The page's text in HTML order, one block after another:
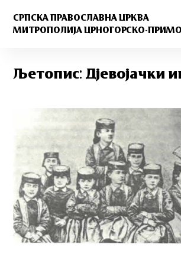
СРПСКА ПРАВОСЛАВНА ЦРКВА
МИТРОПОЛИЈА ЦРНОГОРСКО-
Љетопис: Дјевојачки